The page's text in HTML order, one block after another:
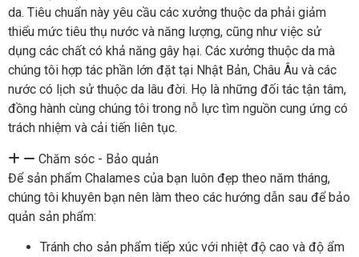
da. Tiêu chuẩn này yêu cầu các xưởng thuộc da phải giảm
thiểu mức tiêu thụ nước và năng lượng, cũng như việc sử
dụng các chất có khả năng gây hại. Các xưởng thuộc da mà
chúng tôi hợp tác phần lớn đặt tại Nhật Bản, Châu Âu và các
nước có lịch sử thuộc da lâu đời. Họ là những đối tác tận tâm,
đồng hành cùng chúng tôi trong nỗ lực tìm nguồn cung ứng có
trách nhiệm và cải tiến liên tục.
Chăm sóc - Bảo quản
Để sản phẩm Chalames của bạn luôn đẹp theo năm tháng,
chúng tôi khuyên bạn nên làm theo các hướng dẫn sau để bảo
quản sản phẩm:
Tránh cho sản phẩm tiếp xúc với nhiệt độ cao và độ ẩm